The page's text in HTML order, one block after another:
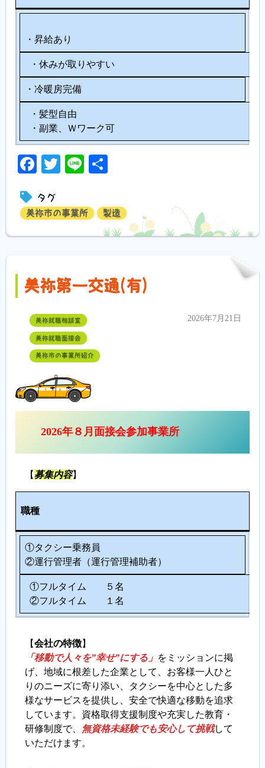
・昇給あり
・休みが取りやすい
・冷暖房完備
・髪型自由
・副業、Ｗワーク可
Facebook
Twitter
Line
タグ
美祢市の事業所 製造
美祢第一交通(有)
美祢就職相談室
美祢就職面接会
美祢市の事業所紹介
2026年7月21日
2026年８月面接会参加事業所
【 募集内容】
職種
①タクシー乗務員
②運行管理者（運行管理補助者）
①フルタイム ５名
②フルタイム １名
【会社の特徴】
「移動で人々を”幸せ”にする」 をミッションに掲
げ、地域に根差した企業として、お客様一人ひと
りのニーズに寄り添い、タクシーを中心とした多
様なサービスを提供し、安全で快適な移動を追求
しています。資格取得支援制度や充実した教育・
研修制度で、 無資格未経験でも安心して挑戦して
いただけます。